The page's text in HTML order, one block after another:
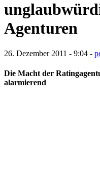
Agenturen
26. Dezember 2011 - 9:04 -
Die Macht der
alarmierend